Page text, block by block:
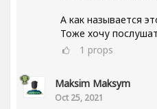
А как называется
Тоже хочу
1 props
Maksim Maksym
Oct 25, 2021